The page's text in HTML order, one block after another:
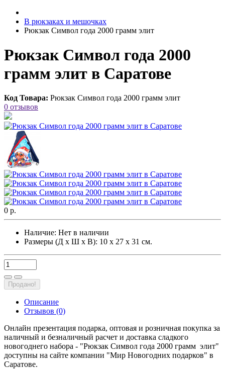
В рюкзаках и мешочках
Рюкзак Символ года 2000 грамм элит
Рюкзак Символ года 2000
грамм элит в Саратове
Код Товара: Рюкзак Символ года 2000 грамм элит
0 отзывов
0 р.
Наличие: Нет в наличии
Размеры (Д х Ш х В): 10 х 27 х 31 см.
Продано!
Описание
Отзывов (0)
Онлайн презентация подарка, оптовая и розничная покупка за
наличный и безналичный расчет и доставка сладкого
новогоднего набора - "Рюкзак Символ года 2000 грамм элит"
доступны на сайте компании "Мир Новогодних подарков" в
Саратове.